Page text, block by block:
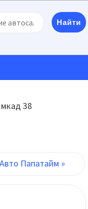
38
Авто Папатайм »